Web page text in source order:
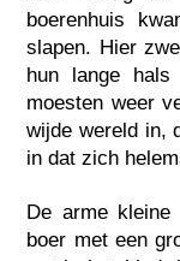
boerenhuis
slapen. Hier
hun lange
moesten weer
wijde wereld in,
in dat zich
De arme
boer met een